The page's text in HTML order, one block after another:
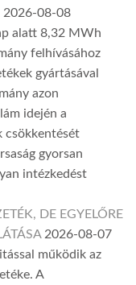
2026-08-08
alatt 8,32 MWh
felhívásához
gyártásával
azon
idején a
csökkentését
gyorsan
intézkedést
DE EGYELŐRE
2026-08-07
működik az
A